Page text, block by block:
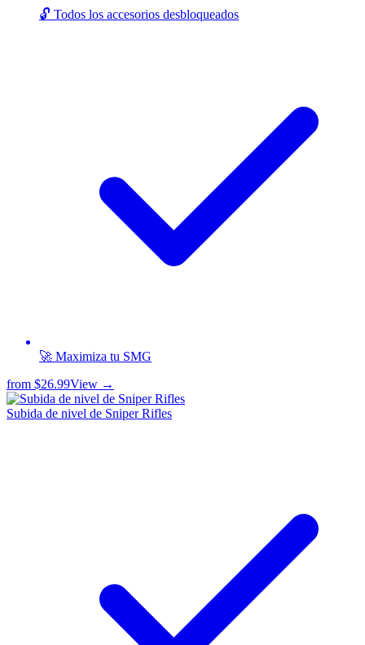
🔓 Todos los accesorios desbloqueados
🚀 Maximiza tu SMG
from $26.99View →
Subida de nivel de Sniper Rifles